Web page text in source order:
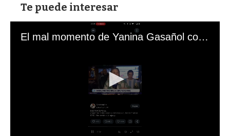
Te puede interesar
El mal momento de Yanina Gasañol con un hincha argentino en "Subrayado"